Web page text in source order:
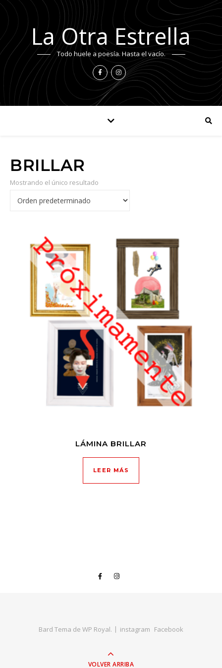
La Otra Estrella
Todo huele a poesía. Hasta el vacío.
BRILLAR
Mostrando el único resultado
LÁMINA BRILLAR
LEER MÁS
Bard Tema de WP Royal. instagram Facebook
VOLVER ARRIBA